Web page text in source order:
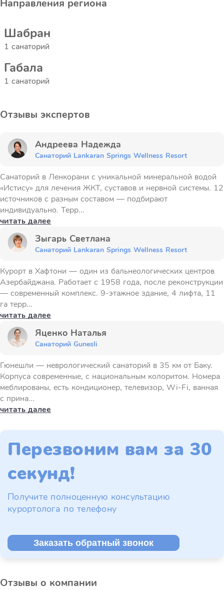
Направления региона
Шабран
1 санаторий
Габала
1 санаторий
Отзывы экспертов
Андреева Надежда
Санаторий Lankaran Springs Wellness Resort
Санаторий в Ленкорани с уникальной минеральной водой
«Истису» для лечения ЖКТ, суставов и нервной системы. 12
источников с разным составом — подбирают
индивидуально. Терр...
читать далее
Зыгарь Светлана
Санаторий Lankaran Springs Wellness Resort
Курорт в Хафтони — один из бальнеологических центров
Азербайджана. Работает с 1958 года, после реконструкции
— современный комплекс. 9-этажное здание, 4 лифта, 11
га терр...
читать далее
Яценко Наталья
Санаторий Gunesli
Гюнешли — неврологический санаторий в 35 км от Баку.
Корпуса современные, с национальным колоритом. Номера
меблированы, есть кондиционер, телевизор, Wi-Fi, ванная
с прина...
читать далее
Перезвоним вам за 30
секунд!
Получите полноценную консультацию
курортолога по телефону
Заказать обратный звонок
Отзывы о компании